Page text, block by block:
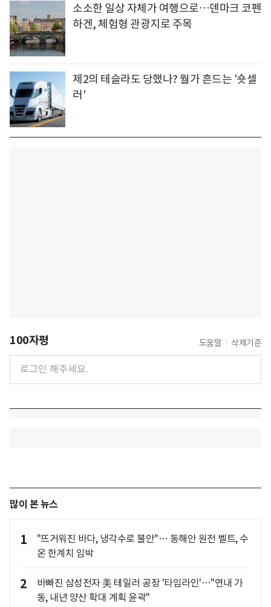
소소한 일상 자체가 여행으로…덴마크 코펜
하겐, 체험형 관광지로 주목
제2의 테슬라도 당했나? 월가 흔드는 '숏셀
러'
100자평 도움말 삭제기준
많이 본 뉴스
1
"뜨거워진 바다, 냉각수로 불안"… 동해안 원전 벨트, 수
온 한계치 임박
2
바빠진 삼성전자 美 테일러 공장 '타임라인'…"연내 가
동, 내년 양산 확대 계획 윤곽"